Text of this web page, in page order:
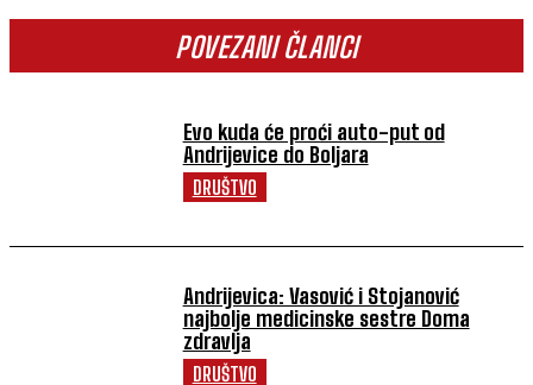
POVEZANI ČLANCI
Evo kuda će proći auto-put od
Andrijevice do Boljara
DRUŠTVO
Andrijevica: Vasović i Stojanović
najbolje medicinske sestre Doma
zdravlja
DRUŠTVO